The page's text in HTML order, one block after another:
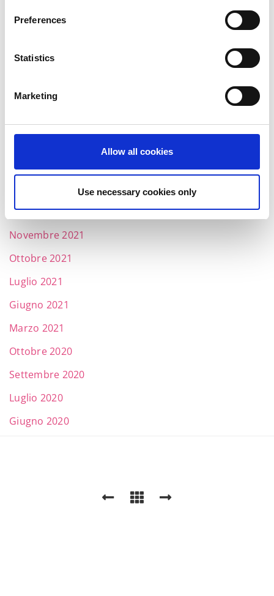
Preferences
Statistics
Marketing
Allow all cookies
Use necessary cookies only
Settembre 2022
Maggio 2022
Febbraio 2022
Dicembre 2021
Novembre 2021
Ottobre 2021
Luglio 2021
Giugno 2021
Marzo 2021
Ottobre 2020
Settembre 2020
Luglio 2020
Giugno 2020